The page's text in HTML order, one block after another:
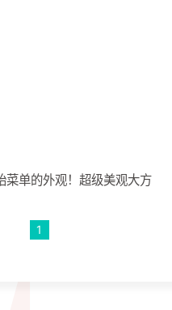
单的外观！超级美观大方
1